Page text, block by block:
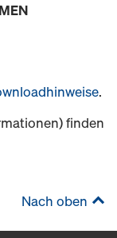
.
finden
Nach oben